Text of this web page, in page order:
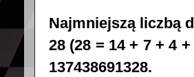
Najmniejszą liczbą
28 (28 = 14 + 7 + 4
137438691328.